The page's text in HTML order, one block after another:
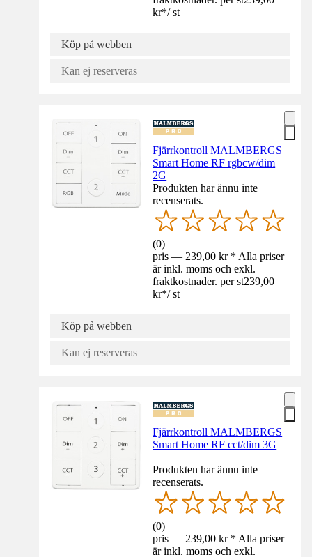
kr*/ st
Köp på webben
Kan ej reserveras
Fjärrkontroll MALMBERGS
Smart Home RF rgbcw/dim
2G
Produkten har ännu inte
recenserats.
(0)
pris — 239,00 kr * Alla priser
är inkl. moms och exkl.
fraktkostnader. per st239,00
kr*/ st
Köp på webben
Kan ej reserveras
Fjärrkontroll MALMBERGS
Smart Home RF cct/dim 3G
Produkten har ännu inte
recenserats.
(0)
pris — 239,00 kr * Alla priser
är inkl. moms och exkl.